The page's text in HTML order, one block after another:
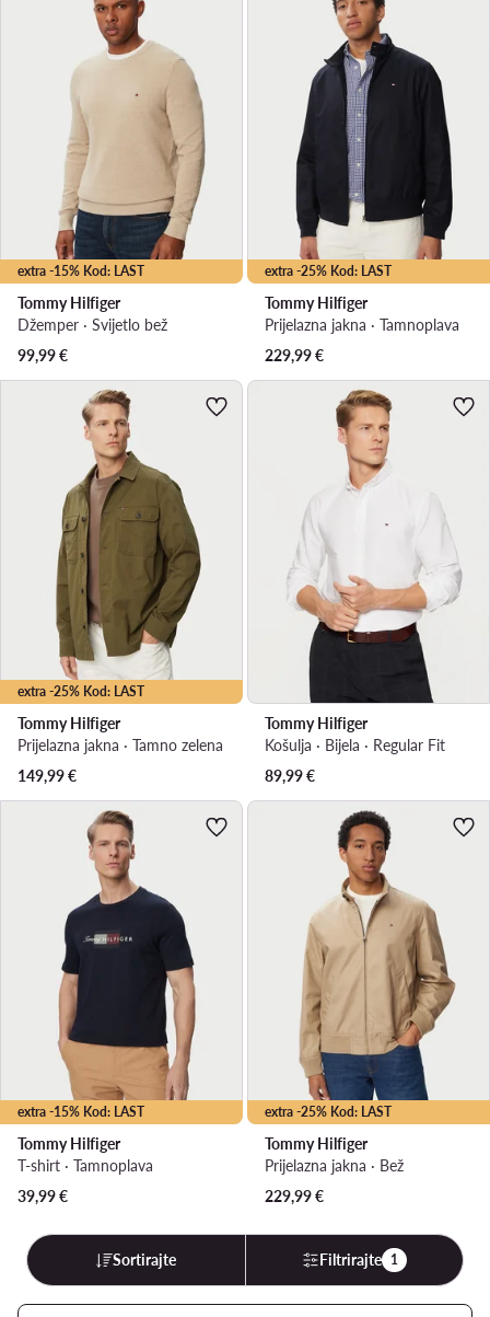
extra -15% Kod: LAST
Tommy Hilfiger
Džemper · Svijetlo bež
99,99€
extra -25% Kod: LAST
Tommy Hilfiger
Prijelazna jakna · Tamnoplava
229,99€
extra -25% Kod: LAST
Tommy Hilfiger
Prijelazna jakna · Tamno zelena
149,99€
Tommy Hilfiger
Košulja · Bijela · Regular Fit
89,99€
extra -15% Kod: LAST
Tommy Hilfiger
T-shirt · Tamnoplava
39,99€
extra -25% Kod: LAST
Tommy Hilfiger
Prijelazna jakna · Bež
229,99€
Sortirajte Filtrirajte 1